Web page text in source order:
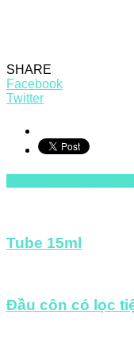
SHARE
Facebook
Twitter
Tube 15ml
Đầu côn có lọc